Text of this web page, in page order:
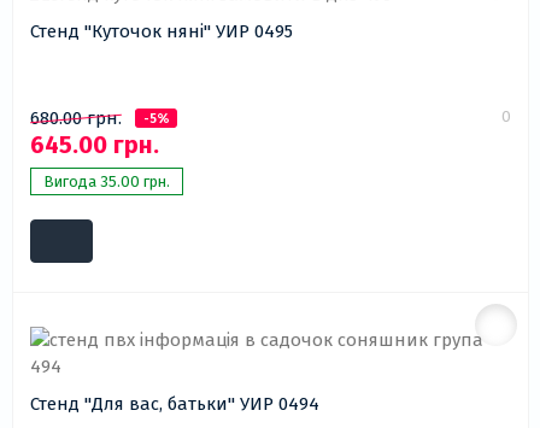
Стенд "Куточок няні" УИР 0495
680.00 грн. -5%
645.00 грн.
Вигода 35.00 грн.
0
Стенд "Для вас, батьки" УИР 0494